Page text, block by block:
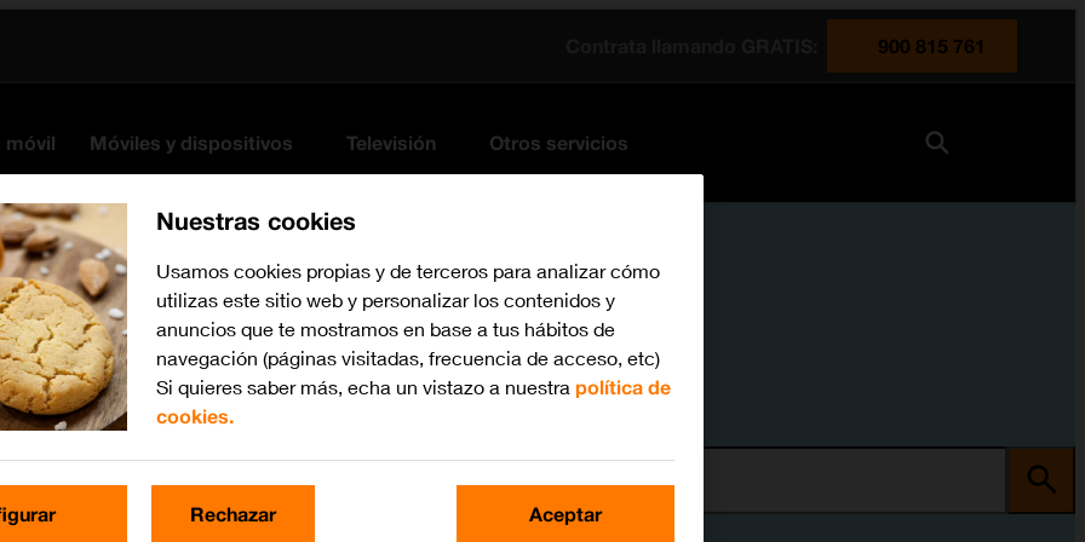
900 815 761
móvil Móviles y dispositivos Televisión Otros servicios
Nuestras cookies
Usamos cookies propias y de terceros para analizar cómo
utilizas este sitio web y personalizar los contenidos y
anuncios que te mostramos en base a tus hábitos de
navegación (páginas visitadas, frecuencia de acceso, etc)
Si quieres saber más, echa un vistazo a nuestra política de
cookies.
Rechazar Aceptar